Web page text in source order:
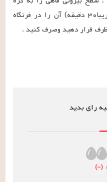
قرار دهید وصرف کنید .
رای بدید
(
–
)